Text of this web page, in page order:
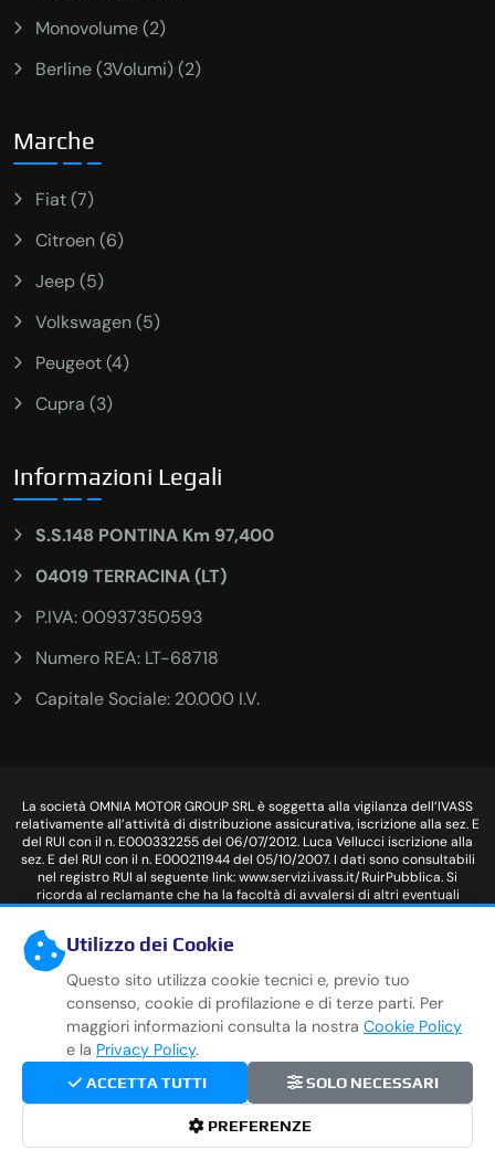
Monovolume (2)
Berline (3Volumi) (2)
Marche
Fiat (7)
Citroen (6)
Jeep (5)
Volkswagen (5)
Peugeot (4)
Cupra (3)
Informazioni Legali
S.S.148 PONTINA Km 97,400
04019 TERRACINA (LT)
P.IVA: 00937350593
Numero REA: LT-68718
Capitale Sociale: 20.000 I.V.
La società OMNIA MOTOR GROUP SRL è soggetta alla vigilanza dell’IVASS
relativamente all’attività di distribuzione assicurativa, iscrizione alla sez. E
del RUI con il n. E000332255 del 06/07/2012. Luca Vellucci iscrizione alla
sez. E del RUI con il n. E000211944 del 05/10/2007. I dati sono consultabili
nel registro RUI al seguente link: www.servizi.ivass.it/RuirPubblica. Si
ricorda al reclamante che ha la facoltà di avvalersi di altri eventuali
sistemi di risoluzione stragiudiziale delle controversie previsti dalla
normativa vigente, prima di ricorrere all’Autorità Giudiziaria. Per la
presentazione di un Reclamo, ai sensi del Reg. ISVAP n.24/2008 e s.m.i.,
scrivere a: info@omniamotor.it . Sede legale: S.S PONTINA 148 KM 97,400
Terracina (LT) - Sede operativa: S.S PONTINA 148 KM 97,400 Terracina (LT)
Tel: 0773 755333 - Email: info@omniamotor.it - PEC:
1980@pec.omniamotor.it - OMNIA MOTOR GROUP SRL P.IVA: 00937350593
Copyright 2026 OMNIA MOTOR GROUP SRL. Tutti i
diritti riservati. |Privacy Policy|Cookie Policy|Gestisci
Siamo su www.carpro.it
Utilizzo dei Cookie
Questo sito utilizza cookie tecnici e, previo tuo
consenso, cookie di profilazione e di terze parti. Per
maggiori informazioni consulta la nostra Cookie Policy
e la Privacy Policy.
ACCETTA TUTTI SOLO NECESSARI
PREFERENZE